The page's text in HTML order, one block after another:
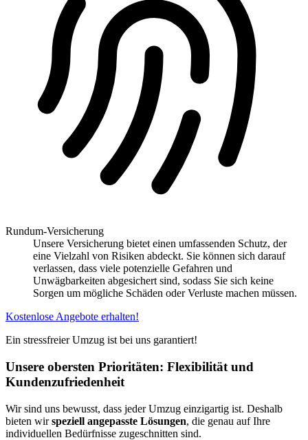
Rundum-Versicherung
Unsere Versicherung bietet einen umfassenden Schutz, der
eine Vielzahl von Risiken abdeckt. Sie können sich darauf
verlassen, dass viele potenzielle Gefahren und
Unwägbarkeiten abgesichert sind, sodass Sie sich keine
Sorgen um mögliche Schäden oder Verluste machen müssen.
Kostenlose Angebote erhalten!
Ein stressfreier Umzug ist bei uns garantiert!
Unsere obersten Prioritäten: Flexibilität und
Kundenzufriedenheit
Wir sind uns bewusst, dass jeder Umzug einzigartig ist. Deshalb
bieten wirspeziell angepasste Lösungen, die genau auf Ihre
individuellen Bedürfnisse zugeschnitten sind.